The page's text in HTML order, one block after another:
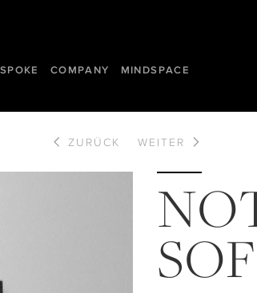
COMPANY MINDSPACE
ZURÜCK WEITER